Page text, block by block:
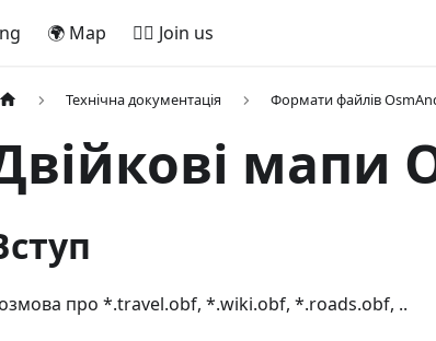
🌍 Map 🚵‍♂️ Join us
Технічна документація Формати файлів
мапи
про *.travel.obf, *.wiki.obf, *.roads.obf, ..